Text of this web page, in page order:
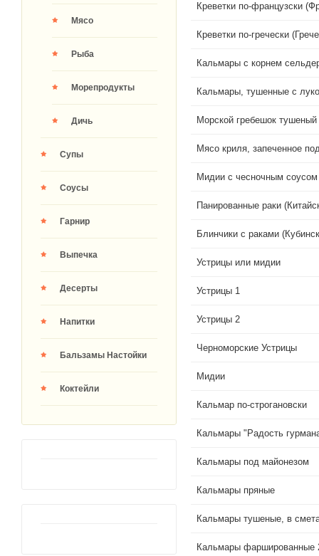
Мясо
Рыба
Морепродукты
Дичь
Супы
Соусы
Гарнир
Выпечка
Десерты
Напитки
Бальзамы Настойки
Коктейли
Креветки по-французски
Креветки по-гречески
Кальмары с корнем
Кальмары, тушенные с
Морской гребешок тушеный
Мясо криля, запеченное
Мидии с чесночным соусом
Панированные раки
Блинчики с раками
Устрицы или мидии
Устрицы 1
Устрицы 2
Черноморские Устрицы
Мидии
Кальмар по-строгановски
Кальмары "Радость
Кальмары под майонезом
Кальмары пряные
Кальмары тушеные, в
Кальмары фаршированные